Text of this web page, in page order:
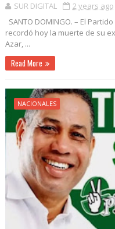
SUR DIGITAL
2 years ago
SANTO DOMINGO. – El
recordó hoy la muerte de su
Azar, ...
Read More
NACIONALES